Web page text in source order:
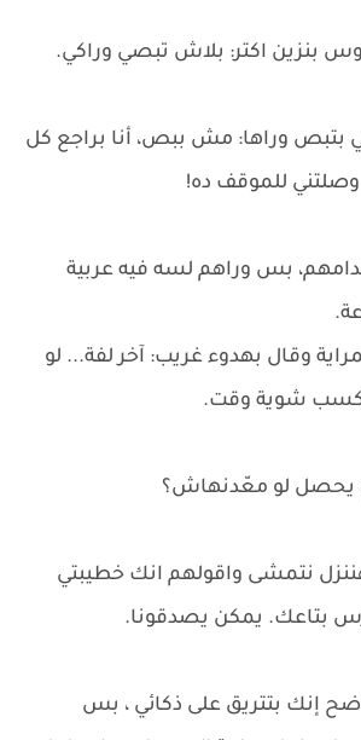
بنزين اكتر: بلاش تبصي وراكي.
بتبص وراها: مش ببص، أنا براجع كل
وصلتني للموقف ده!
بس وراهم لسه فيه عربية
وقال بهدوء غريب: آخر لفة... لو
شوية وقت.
يحصل لو معّدنهاش؟
نتمشى واقولهم انك خطيبتي
بتاعك. يمكن يصدقونا.
إنك بتتريق على ذكائي ، بس